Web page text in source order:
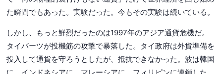
た瞬間でもあった。実験だった。今もその実験は続いている。
しかし、もっと鮮烈だったのは1997年のアジア通貨危機だ。
タイバーツが投機筋の攻撃で暴落した。タイ政府は外貨準備を
投入して通貨を守ろうとしたが、抵抗できなかった。波は韓国